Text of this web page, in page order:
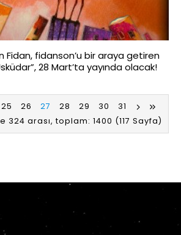
Fidan, fidanson’u bir araya getiren
28 Mart’ta yayında olacak!
25 26 27 28 29 30
31
324 arası, toplam: 1400 (117 Sayfa)